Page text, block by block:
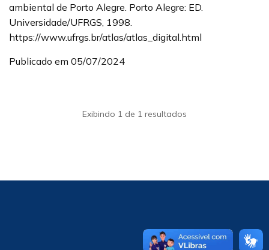
ambiental de Porto Alegre. Porto Alegre: ED.
Universidade/UFRGS, 1998.
https://www.ufrgs.br/atlas/atlas_digital.html
Publicado em 05/07/2024
Exibindo 1 de 1 resultados